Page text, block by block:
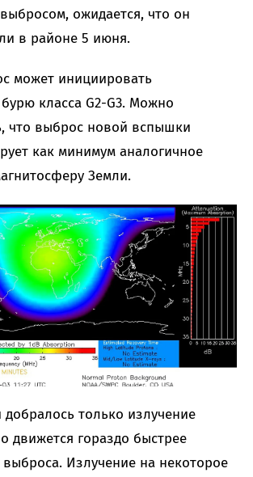
ожидается, что он
в районе 5 июня.
может инициировать
класса G2-G3. Можно
что выброс новой вспышки
как минимум аналогичное
Земли.
только излучение
движется гораздо быстрее
Излучение на некоторое